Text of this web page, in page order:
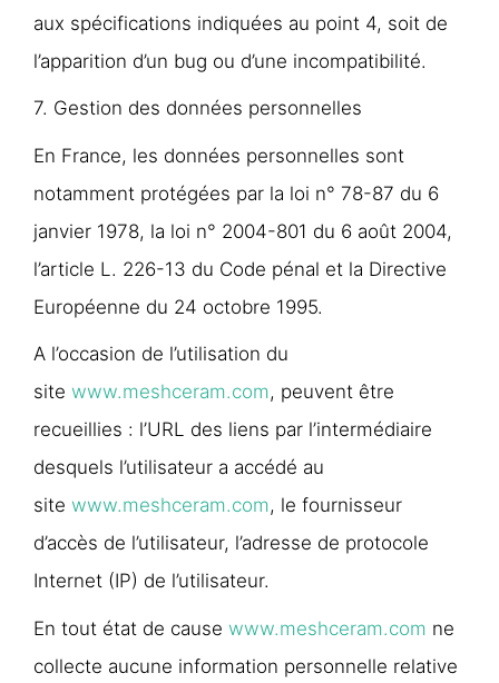
aux spécifications indiquées au point 4, soit de
l’apparition d’un bug ou d’une incompatibilité.
7. Gestion des données personnelles
En France, les données personnelles sont
notamment protégées par la loi n° 78-87 du 6
janvier 1978, la loi n° 2004-801 du 6 août 2004,
l’article L. 226-13 du Code pénal et la Directive
Européenne du 24 octobre 1995.
A l’occasion de l’utilisation du
site www.meshceram.com, peuvent être
recueillies : l’URL des liens par l’intermédiaire
desquels l’utilisateur a accédé au
site www.meshceram.com, le fournisseur
d’accès de l’utilisateur, l’adresse de protocole
Internet (IP) de l’utilisateur.
En tout état de cause www.meshceram.com ne
collecte aucune information personnelle relative